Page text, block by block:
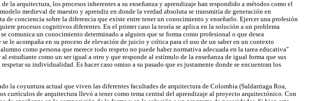
la arquitectura, los procesos inherentes a su enseñanza y aprendizaje han respondido a métodos como el
medieval de maestro y aprendiz en donde la verdad absoluta se transmitía de generación en
de conciencia sobre la diferencia que existe entre tener un conocimiento y enseñarlo. Ejercer una profesión
procesos cognitivos diferentes. En el primer caso la teoría se aplica en la solución a un problema
comunica un conocimiento determinado a alguien que se forma como profesional o que desea
le acompaña en su proceso de elevación de juicio y crítica para el uso de un saber en un contexto
como persona que merece todo respeto no puede haber normativa adecuada en la tarea educativa"
estudiante como un ser igual a otro y que responde al estímulo de la enseñanza de igual forma que sus
su individualidad. Es hacer caso omiso a su pasado que es justamente donde se encuentran los
la coyuntura actual que viven las diferentes facultades de arquitectura de Colombia (Saldarriaga Roa,
currículos de arquitectura llevó a tener como tema central del aprendizaje al proyecto arquitectónico. Con